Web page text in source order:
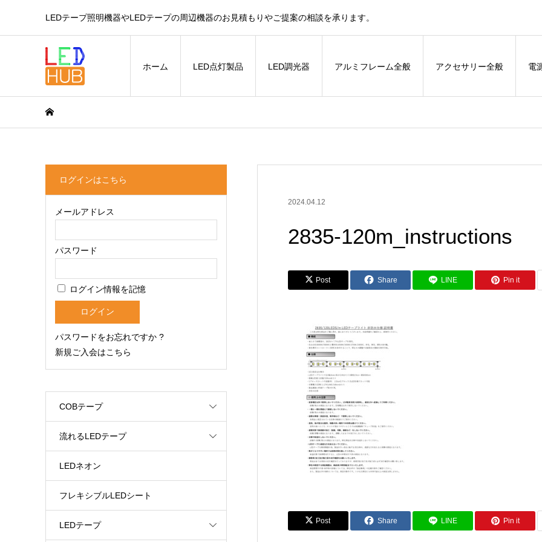
LEDテープ照明機器やLEDテープの周辺機器のお見積もりやご提案の相談を承ります。
ホーム LED点灯製品 LED調光器 アルミフレーム全般 アクセサリー全般 電
2024.04.12
2835-120m_instructions
Post Share LINE Pin it
Post Share LINE Pin it
ログインはこちら
メールアドレス
パスワード
ログイン情報を記憶
パスワードをお忘れですか ?
新規ご入会はこちら
COBテープ
流れるLEDテープ
LEDネオン
フレキシブルLEDシート
LEDテープ